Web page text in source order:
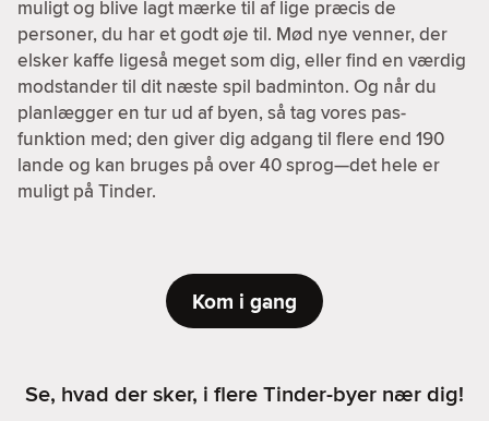
muligt og blive lagt mærke til af lige præcis de
personer, du har et godt øje til. Mød nye venner, der
elsker kaffe ligeså meget som dig, eller find en værdig
modstander til dit næste spil badminton. Og når du
planlægger en tur ud af byen, så tag vores pas-
funktion med; den giver dig adgang til flere end 190
lande og kan bruges på over 40 sprog—det hele er
muligt på Tinder.
Kom i gang
Se, hvad der sker, i flere Tinder-byer nær dig!